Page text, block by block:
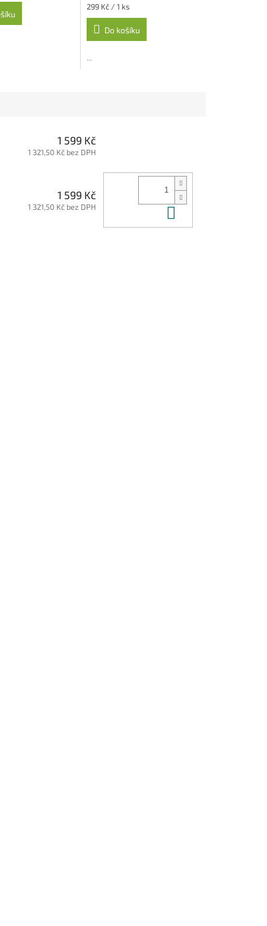
Měrná
cena:
299 Kč / 1 ks
Do košíku
...
1 599 Kč
1 321,50 Kč bez DPH
1 599 Kč
1 321,50 Kč bez DPH